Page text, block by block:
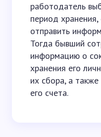
работодатель
период
отправить
Тогда бывший
информацию о
хранения его
их сбора, а
его счета.